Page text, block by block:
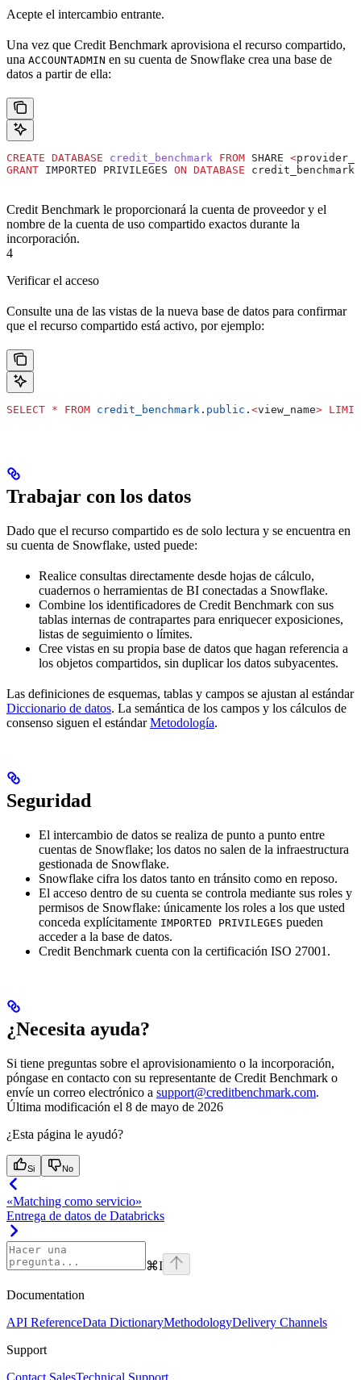
Acepte el intercambio entrante.
Una vez que Credit Benchmark aprovisiona el recurso compartido,
una ACCOUNTADMIN en su cuenta de Snowflake crea una base de
datos a partir de ella:
CREATE DATABASE credit_benchmark FROM SHARE <
GRANT IMPORTED PRIVILEGES ON DATABASE credit_benchmark
Credit Benchmark le proporcionará la cuenta de proveedor y el
nombre de la cuenta de uso compartido exactos durante la
incorporación.
4
Verificar el acceso
Consulte una de las vistas de la nueva base de datos para confirmar
que el recurso compartido está activo, por ejemplo:
SELECT * FROM credit_benchmark . public . <view_name> LIMIT
Trabajar con los datos
Dado que el recurso compartido es de solo lectura y se encuentra en
su cuenta de Snowflake, usted puede:
Realice consultas directamente desde hojas de cálculo,
cuadernos o herramientas de BI conectadas a Snowflake.
Combine los identificadores de Credit Benchmark con sus
tablas internas de contrapartes para enriquecer exposiciones,
listas de seguimiento o límites.
Cree vistas en su propia base de datos que hagan referencia a
los objetos compartidos, sin duplicar los datos subyacentes.
Las definiciones de esquemas, tablas y campos se ajustan al estándar
Diccionario de datos. La semántica de los campos y los cálculos de
consenso siguen el estándarMetodología.
Seguridad
El intercambio de datos se realiza de punto a punto entre
cuentas de Snowflake; los datos no salen de la infraestructura
gestionada de Snowflake.
Snowflake cifra los datos tanto en tránsito como en reposo.
El acceso dentro de su cuenta se controla mediante sus roles y
permisos de Snowflake: únicamente los roles a los que usted
conceda explícitamente IMPORTED PRIVILEGES pueden
acceder a la base de datos.
Credit Benchmark cuenta con la certificación ISO 27001.
¿Necesita ayuda?
Si tiene preguntas sobre el aprovisionamiento o la incorporación,
póngase en contacto con su representante de Credit Benchmark o
envíe un correo electrónico a support@creditbenchmark.com.
Última modificación el 8 de mayo de 2026
¿Esta página le ayudó?
Si No
«Matching como servicio»
Entrega de datos de Databricks
⌘I
Documentation
API ReferenceData DictionaryMethodologyDelivery Channels
Support